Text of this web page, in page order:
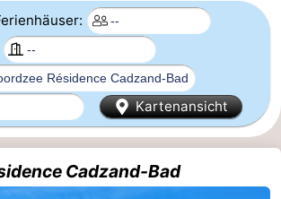
Kartenansicht
Cadzand-Bad